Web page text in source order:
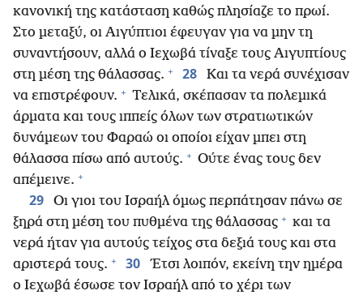
κανονική της κατάσταση καθώς πλησίαζε το πρωί.
Στο μεταξύ, οι Αιγύπτιοι έφευγαν για να μην τη
συναντήσουν, αλλά ο Ιεχωβά τίναξε τους Αιγυπτίους
στη μέση της θάλασσας. + 28
Και τα νερά συνέχισαν
να επιστρέφουν. + Τελικά, σκέπασαν τα πολεμικά
άρματα και τους ιππείς όλων των στρατιωτικών
δυνάμεων του Φαραώ οι οποίοι είχαν μπει στη
θάλασσα πίσω από αυτούς. + Ούτε ένας τους δεν
απέμεινε. +
29
Οι γιοι του Ισραήλ όμως περπάτησαν πάνω σε
ξηρά στη μέση του πυθμένα της θάλασσας + και τα
νερά ήταν για αυτούς τείχος στα δεξιά τους και στα
αριστερά τους. + 30
Έτσι λοιπόν, εκείνη την ημέρα
ο Ιεχωβά έσωσε τον Ισραήλ από το χέρι των